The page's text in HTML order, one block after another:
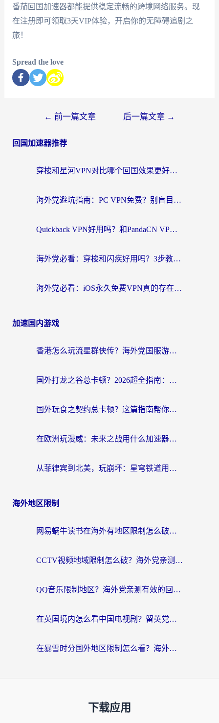
番茄回国加速器都能提供稳定流畅的跨境网络服务。现
在注册即可领取3天VIP体验，开启你的无障碍追剧之
旅！
Spread the love
← 前一篇文章 后一篇文章 →
回国加速器推荐
穿梭和星河VPN对比哪个回国效果更好？海外党亲测5款加速器的无缝访问指南
海外党避坑指南：PC VPN免费？别盲目！教你选对回国加速器无缝刷国内资源
Quickback VPN好用吗？和PandaCN VPN对比哪个回国效果更好？海外党必看的真实体验指南
海外党必看：穿梭和闪疾好用吗？3步教你选对回国加速器，无缝刷剧玩Steam
海外党必看：iOS永久免费VPN真的存在吗？教你选对回国加速器无缝刷国内资源
加速国内游戏
香港怎么玩流星群侠传？海外党国服游戏不卡顿的终极解决方案
国外打龙之谷总卡顿？2026超全指南：选对加速器，龙之谷星战前夜激战2都能丝滑畅玩
国外玩食之契约总卡顿？这篇指南帮你选对加速器（附瑞士地鼠传奇、菲律宾纳萨力克之王方案）
在欧洲玩漫威：未来之战用什么加速器最好用？老玩家亲测避坑指南
从菲律宾到北美，玩崩坏：星穹铁道用什么加速器好？我试过5款后选了它
海外地区限制
网易蜗牛读书在海外有地区限制怎么破解？3个实用方案帮你畅读无阻（附缅甸美国使用技巧）
CCTV视频地域限制怎么破？海外党亲测有效的回国加速解决方案
QQ音乐限制地区？海外党亲测有效的回国加速器选择指南（附听书音乐全攻略）
在英国境内怎么看中国电视剧？留英党亲测有效的追剧自由指南
在暴雪时分国外地区限制怎么看？海外党亲测有效的回国加速指南
下载应用